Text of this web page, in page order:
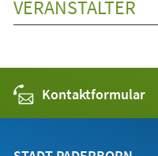
VERANSTALTER
Kontaktformular